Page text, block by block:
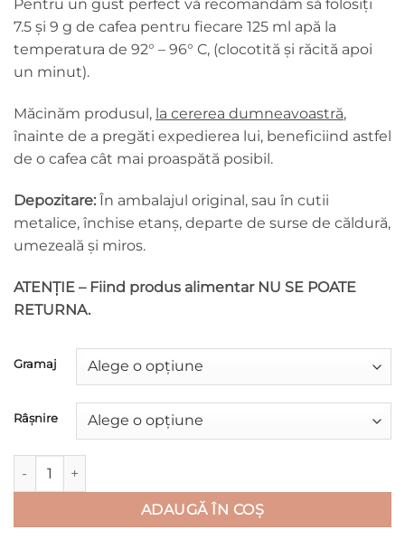
Pentru un gust perfect vă recomandăm să folosiți
7.5 și 9 g de cafea pentru fiecare 125 ml apă la
temperatura de 92° – 96° C, (clocotită și răcită apoi
un minut).
Măcinăm produsul, la cererea dumneavoastră,
înainte de a pregăti expedierea lui, beneficiind astfel
de o cafea cât mai proaspătă posibil.
Depozitare: În ambalajul original, sau în cutii
metalice, închise etanş, departe de surse de căldură,
umezeală şi miros.
ATENȚIE – Fiind produs alimentar NU SE POATE
RETURNA.
Gramaj
Râșnire
Cantitate Coconut Coffee
ADAUGĂ ÎN COȘ